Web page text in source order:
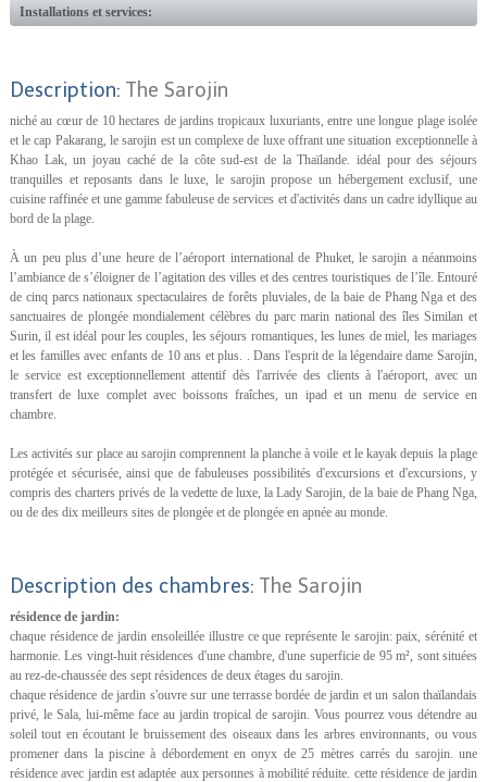
Installations et services:
Description: The Sarojin
niché au cœur de 10 hectares de jardins tropicaux luxuriants, entre une longue plage isolée
et le cap Pakarang, le sarojin est un complexe de luxe offrant une situation exceptionnelle à
Khao Lak, un joyau caché de la côte sud-est de la Thaïlande. idéal pour des séjours
tranquilles et reposants dans le luxe, le sarojin propose un hébergement exclusif, une
cuisine raffinée et une gamme fabuleuse de services et d'activités dans un cadre idyllique au
bord de la plage.
À un peu plus d’une heure de l’aéroport international de Phuket, le sarojin a néanmoins
l’ambiance de s’éloigner de l’agitation des villes et des centres touristiques de l’île. Entouré
de cinq parcs nationaux spectaculaires de forêts pluviales, de la baie de Phang Nga et des
sanctuaires de plongée mondialement célèbres du parc marin national des îles Similan et
Surin, il est idéal pour les couples, les séjours romantiques, les lunes de miel, les mariages
et les familles avec enfants de 10 ans et plus. . Dans l'esprit de la légendaire dame Sarojin,
le service est exceptionnellement attentif dès l'arrivée des clients à l'aéroport, avec un
transfert de luxe complet avec boissons fraîches, un ipad et un menu de service en
chambre.
Les activités sur place au sarojin comprennent la planche à voile et le kayak depuis la plage
protégée et sécurisée, ainsi que de fabuleuses possibilités d'excursions et d'excursions, y
compris des charters privés de la vedette de luxe, la Lady Sarojin, de la baie de Phang Nga,
ou de des dix meilleurs sites de plongée et de plongée en apnée au monde.
Description des chambres: The Sarojin
résidence de jardin:
chaque résidence de jardin ensoleillée illustre ce que représente le sarojin: paix, sérénité et
harmonie. Les vingt-huit résidences d'une chambre, d'une superficie de 95 m², sont situées
au rez-de-chaussée des sept résidences de deux étages du sarojin.
chaque résidence de jardin s'ouvre sur une terrasse bordée de jardin et un salon thaïlandais
privé, le Sala, lui-même face au jardin tropical de sarojin. Vous pourrez vous détendre au
soleil tout en écoutant le bruissement des oiseaux dans les arbres environnants, ou vous
promener dans la piscine à débordement en onyx de 25 mètres carrés du sarojin. une
résidence avec jardin est adaptée aux personnes à mobilité réduite. cette résidence de jardin